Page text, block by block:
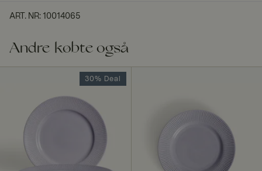
ART. NR: 10014065
Andre købte også
30% Deal